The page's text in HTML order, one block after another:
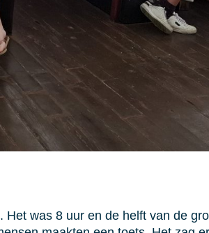
was 8 uur en de helft van de